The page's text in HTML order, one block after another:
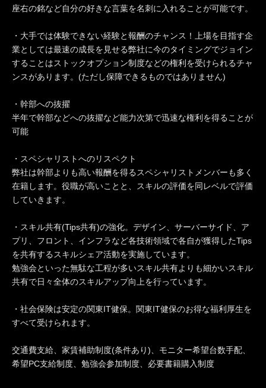
座右の銘など自分の好きな言葉を名刺に入れることが可能です。
・大手では体験できない経験と報酬のチャンス！上場を目指す企
業としては最速の成長を見せる弊社に今のタイミングでジョイン
することはストックオプション制度などの権利を受けられるチャ
ンスがあります。(ただし保障できるものではありません)
・幹部への抜擢
半年で幹部などへの抜擢など能力次第で迅速な権利を得ることが
可能
・スペシャリストへのリスペクト
弊社は幹部よりも高い報酬を得るスペシャリストメンバーも多く
在籍します。役職が高いことと、スキルの評価を同レベルで評価
していきます。
・スキル共有(Tips共有)の強化。デザイン、サーバーサイド、ア
プリ、フロント、インフラなど各技術領域で各自が獲得したTips
を共有するスキルシェア活動を実施しています。
勉強会といった無駄な工程が多いスキル共有よりも細かいスキル
共有で日々全体のスキルアップ向上を行っています。
・社会保険は安定の関東IT健保。関東IT健保のお得な福利厚生を
すべて受けられます。
交通費支給、家賃補助制度(条件あり)、モニター希望台数手配、
希望PC支給制度、勉強会参加制度、必要書籍購入制度